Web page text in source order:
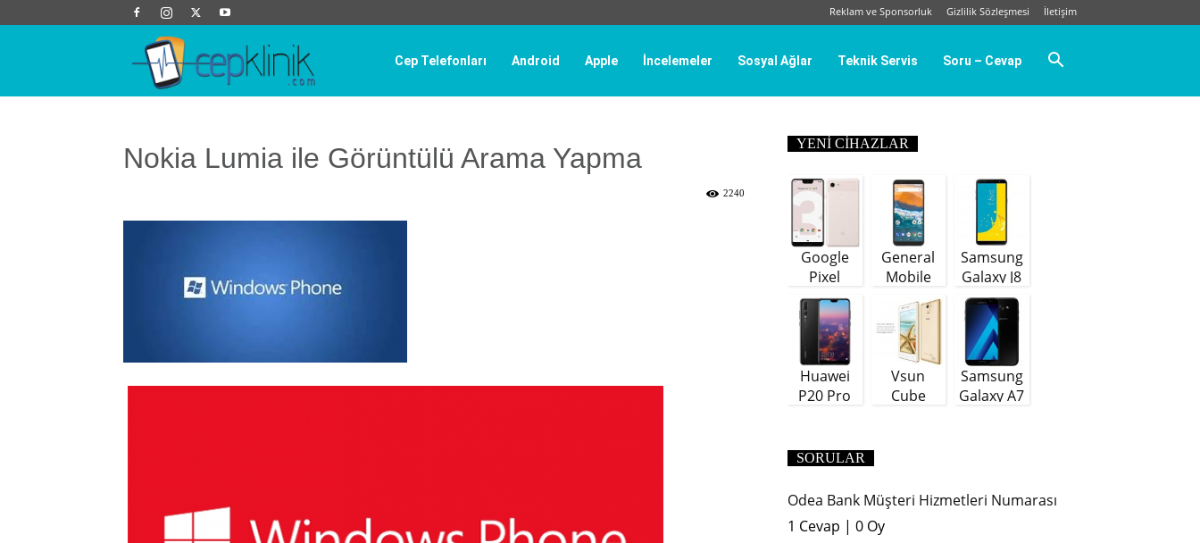
Reklam ve Sponsorluk Gizlilik Sözleşmesi İletişim
Cep Telefonları Android Apple İncelemeler Sosyal Ağlar Teknik Servis Soru – Cevap
Nokia Lumia ile Görüntülü Arama Yapma
2240
YENI CIHAZLAR
Google
Pixel
General
Mobile
GM9 Plus
Samsung
Galaxy J8
(64 GB)
Huawei
P20 Pro
Vsun
Cube
Samsung
Galaxy A7
SORULAR
Odea Bank Müşteri Hizmetleri Numarası
1 Cevap | 0 Oy